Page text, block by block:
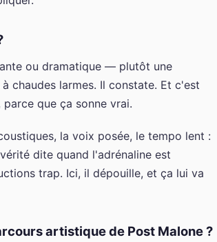
ou dramatique — plutôt une
chaudes larmes. Il constate. Et c'est
que ça sonne vrai.
la voix posée, le tempo lent :
dite quand l'adrénaline est
trap. Ici, il dépouille, et ça lui va
artistique de Post Malone ?